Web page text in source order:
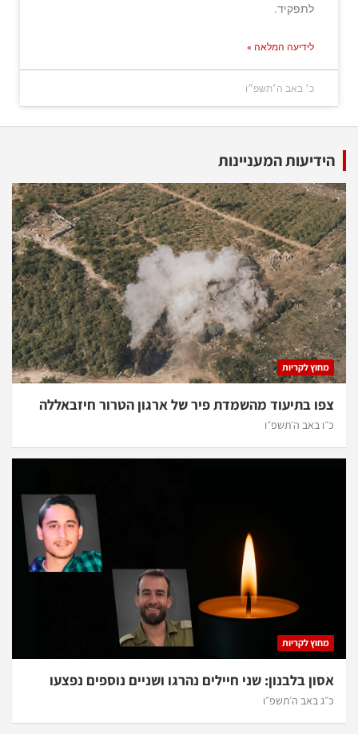
לתפקיד.
לידיעה המלאה »
כ׳ באב ה׳תשפ״ו
הידיעות המעניינות
מחוץ לקריות
צפו בתיעוד מהשמדת פיר של ארגון הטרור חיזבאללה
כ״ו באב ה׳תשפ״ו
מחוץ לקריות
אסון בלבנון: שני חיילים נהרגו ושניים נוספים נפצעו
כ״ג באב ה׳תשפ״ו